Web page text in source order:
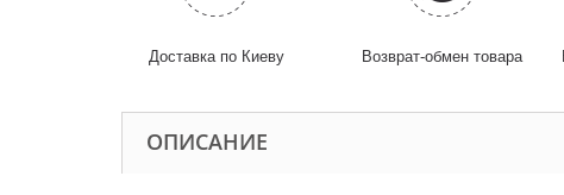
Доставка по Киеву Возврат-обмен товара
ОПИСАНИЕ